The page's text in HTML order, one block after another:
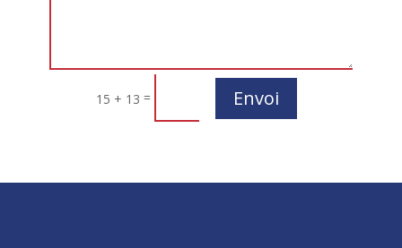
15 + 13 = Envoi